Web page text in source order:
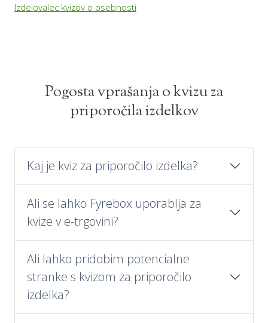
Izdelovalec kvizov o osebnosti
Pogosta vprašanja o kvizu za
priporočila izdelkov
Kaj je kviz za priporočilo izdelka?
Ali se lahko Fyrebox uporablja za
kvize v e-trgovini?
Ali lahko pridobim potencialne
stranke s kvizom za priporočilo
izdelka?